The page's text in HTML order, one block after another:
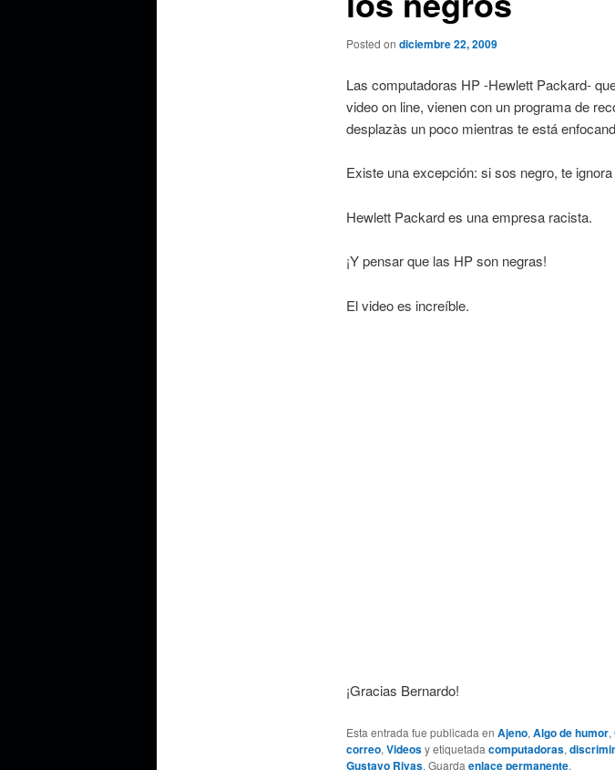
Posted on diciembre 22, 2009
Las computadoras HP -Hewlett Packard-
video on line, vienen con un programa de
desplazàs un poco mientras te está
Existe una excepción: si sos negro, te
Hewlett Packard es una empresa racista.
¡Y pensar que las HP son negras!
El video es increíble.
¡Gracias Bernardo!
Esta entrada fue publicada en Ajeno, Algo de humor,
correo, Videosy etiquetada computadoras,
Gustavo Rivas. Guarda enlace permanente.